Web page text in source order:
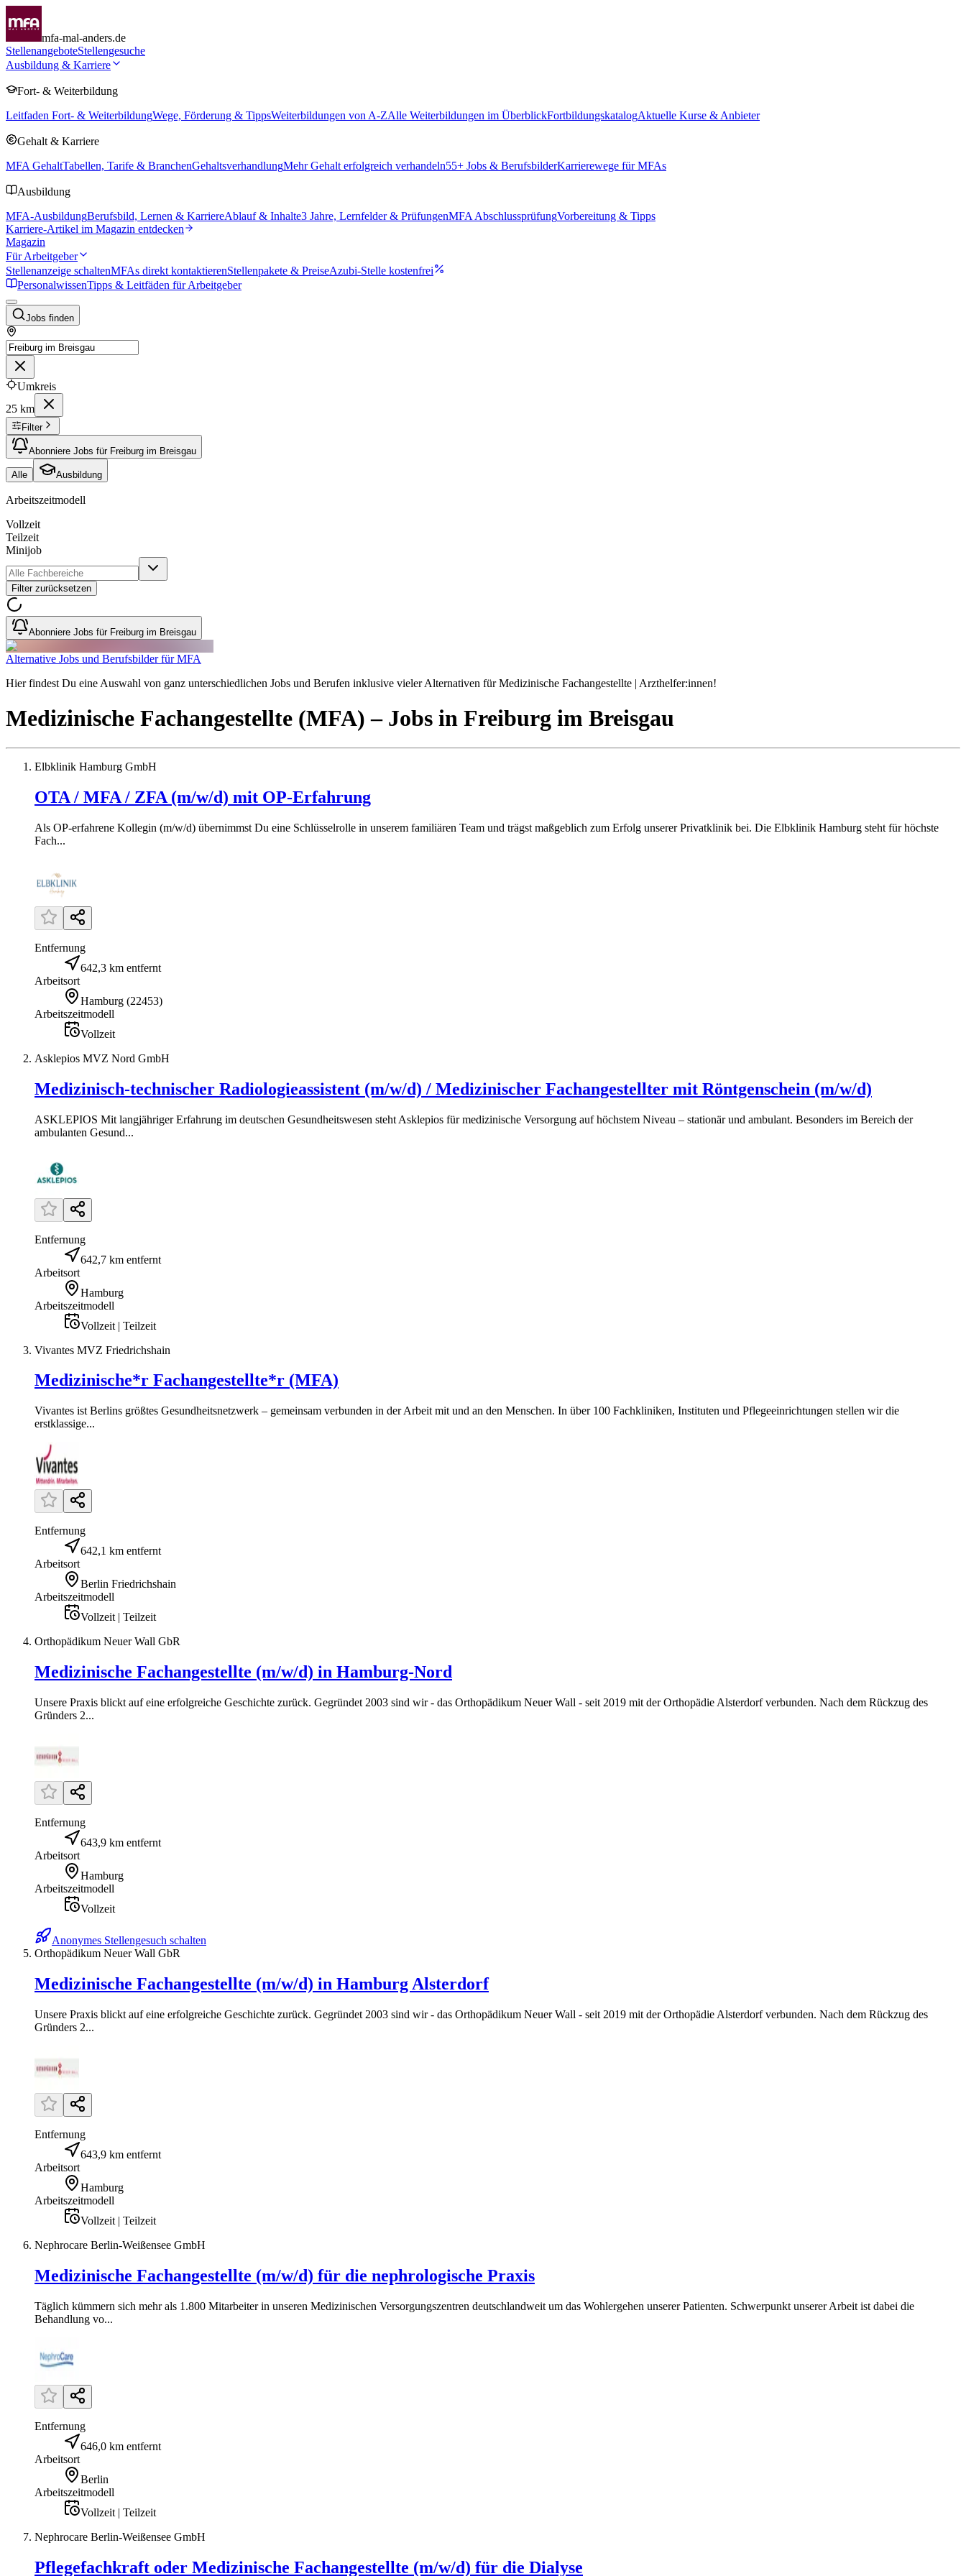
mfa-mal-anders.de
StellenangeboteStellengesuche
Ausbildung & Karriere
Fort- & Weiterbildung
Leitfaden Fort- & WeiterbildungWege, Förderung & TippsWeiterbildungen von A-ZAlle Weiterbildungen im ÜberblickFortbildungskatalogAktuelle Kurse & Anbieter
Gehalt & Karriere
MFA GehaltTabellen, Tarife & BranchenGehaltsverhandlungMehr Gehalt erfolgreich verhandeln55+ Jobs & BerufsbilderKarrierewege für MFAs
Ausbildung
MFA-AusbildungBerufsbild, Lernen & KarriereAblauf & Inhalte3 Jahre, Lernfelder & PrüfungenMFA AbschlussprüfungVorbereitung & Tipps
Karriere-Artikel im Magazin entdecken
Magazin
Für Arbeitgeber
Stellenanzeige schaltenMFAs direkt kontaktierenStellenpakete & PreiseAzubi-Stelle kostenfrei
PersonalwissenTipps & Leitfäden für Arbeitgeber
Jobs finden
Umkreis
25 km
Filter
Abonniere Jobs für Freiburg im Breisgau
Alle Ausbildung
Arbeitszeitmodell
Vollzeit
Teilzeit
Minijob
Filter zurücksetzen
Abonniere Jobs für Freiburg im Breisgau
Alternative Jobs und Berufsbilder für MFA
Hier findest Du eine Auswahl von ganz unterschiedlichen Jobs und Berufen inklusive vieler Alternativen für Medizinische Fachangestellte | Arzthelfer:innen!
Medizinische Fachangestellte (MFA) – Jobs in Freiburg im Breisgau
Elbklinik Hamburg GmbH
OTA / MFA / ZFA (m/w/d) mit OP-Erfahrung
Als OP-erfahrene Kollegin (m/w/d) übernimmst Du eine Schlüsselrolle in unserem familiären Team und trägst maßgeblich zum Erfolg unserer Privatklinik bei. Die Elbklinik Hamburg steht für höchste
Fach...
Entfernung
642,3 km entfernt
Arbeitsort
Hamburg (22453)
Arbeitszeitmodell
Vollzeit
Asklepios MVZ Nord GmbH
Medizinisch-technischer Radiologieassistent (m/w/d) / Medizinischer Fachangestellter mit Röntgenschein (m/w/d)
ASKLEPIOS Mit langjähriger Erfahrung im deutschen Gesundheitswesen steht Asklepios für medizinische Versorgung auf höchstem Niveau – stationär und ambulant. Besonders im Bereich der
ambulanten Gesund...
Entfernung
642,7 km entfernt
Arbeitsort
Hamburg
Arbeitszeitmodell
Vollzeit | Teilzeit
Vivantes MVZ Friedrichshain
Medizinische*r Fachangestellte*r (MFA)
Vivantes ist Berlins größtes Gesundheitsnetzwerk – gemeinsam verbunden in der Arbeit mit und an den Menschen. In über 100 Fachkliniken, Instituten und Pflegeeinrichtungen stellen wir die
erstklassige...
Entfernung
642,1 km entfernt
Arbeitsort
Berlin Friedrichshain
Arbeitszeitmodell
Vollzeit | Teilzeit
Orthopädikum Neuer Wall GbR
Medizinische Fachangestellte (m/w/d) in Hamburg-Nord
Unsere Praxis blickt auf eine erfolgreiche Geschichte zurück. Gegründet 2003 sind wir - das Orthopädikum Neuer Wall - seit 2019 mit der Orthopädie Alsterdorf verbunden. Nach dem Rückzug des
Gründers 2...
Entfernung
643,9 km entfernt
Arbeitsort
Hamburg
Arbeitszeitmodell
Vollzeit
Anonymes Stellengesuch schalten
Orthopädikum Neuer Wall GbR
Medizinische Fachangestellte (m/w/d) in Hamburg Alsterdorf
Unsere Praxis blickt auf eine erfolgreiche Geschichte zurück. Gegründet 2003 sind wir - das Orthopädikum Neuer Wall - seit 2019 mit der Orthopädie Alsterdorf verbunden. Nach dem Rückzug des
Gründers 2...
Entfernung
643,9 km entfernt
Arbeitsort
Hamburg
Arbeitszeitmodell
Vollzeit | Teilzeit
Nephrocare Berlin-Weißensee GmbH
Medizinische Fachangestellte (m/w/d) für die nephrologische Praxis
Täglich kümmern sich mehr als 1.800 Mitarbeiter in unseren Medizinischen Versorgungszentren deutschlandweit um das Wohlergehen unserer Patienten. Schwerpunkt unserer Arbeit ist dabei die
Behandlung vo...
Entfernung
646,0 km entfernt
Arbeitsort
Berlin
Arbeitszeitmodell
Vollzeit | Teilzeit
Nephrocare Berlin-Weißensee GmbH
Pflegefachkraft oder Medizinische Fachangestellte (m/w/d) für die Dialyse